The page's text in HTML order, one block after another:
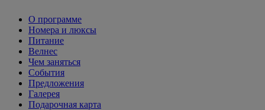
О программе
Номера и люксы
Питание
Велнес
Чем заняться
События
Предложения
Галерея
Подарочная карта